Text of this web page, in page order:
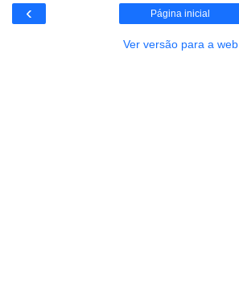
‹ Página inicial
Ver versão para a web